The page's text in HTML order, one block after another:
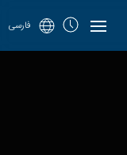
فارسی